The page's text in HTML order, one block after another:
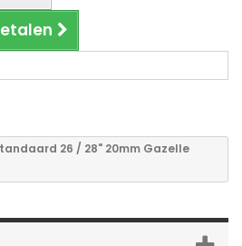
26 / 28" 20mm Gazelle